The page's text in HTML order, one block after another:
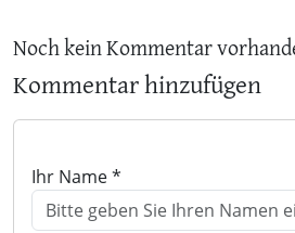
Noch kein Kommentar
Kommentar hinzufügen
Ihr Name *